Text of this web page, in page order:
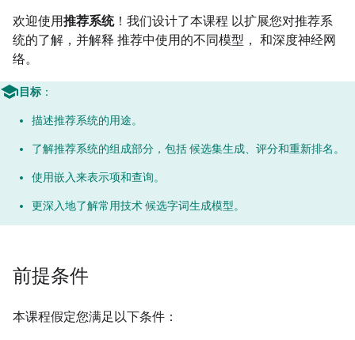
欢迎使用推荐系统！我们设计了本课程 以扩展您对推荐系
统的了解，并解释 推荐中使用的不同模型， 和深度神经网
络。
目标 ：
描述推荐系统的用途。
了解推荐系统的组成部分，包括 候选集生成、评分和重新排名。
使用嵌入来表示项和查询。
更深入地了解常用技术 候选字词生成模型。
前提条件
本课程假定您满足以下条件：